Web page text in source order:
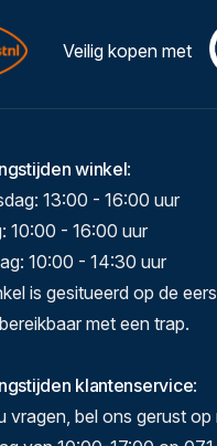
Veilig kopen met
winkel:
13:00 - 16:00 uur
10:00 - 16:00 uur
10:00 - 14:30 uur
is gesitueerd op de
met een trap.
klantenservice:
vragen, bel ons gerust